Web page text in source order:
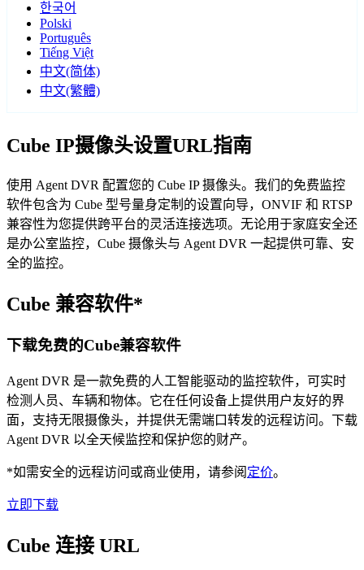
한국어
Polski
Português
Tiếng Việt
中文(简体)
中文(繁體)
Cube IP摄像头设置URL指南
使用 Agent DVR 配置您的 Cube IP 摄像头。我们的免费监控
软件包含为 Cube 型号量身定制的设置向导，ONVIF 和 RTSP
兼容性为您提供跨平台的灵活连接选项。无论用于家庭安全还
是办公室监控，Cube 摄像头与 Agent DVR 一起提供可靠、安
全的监控。
Cube 兼容软件*
下载免费的Cube兼容软件
Agent DVR 是一款免费的人工智能驱动的监控软件，可实时
检测人员、车辆和物体。它在任何设备上提供用户友好的界
面，支持无限摄像头，并提供无需端口转发的远程访问。下载
Agent DVR 以全天候监控和保护您的财产。
*如需安全的远程访问或商业使用，请参阅 定价。
立即下载
Cube 连接 URL